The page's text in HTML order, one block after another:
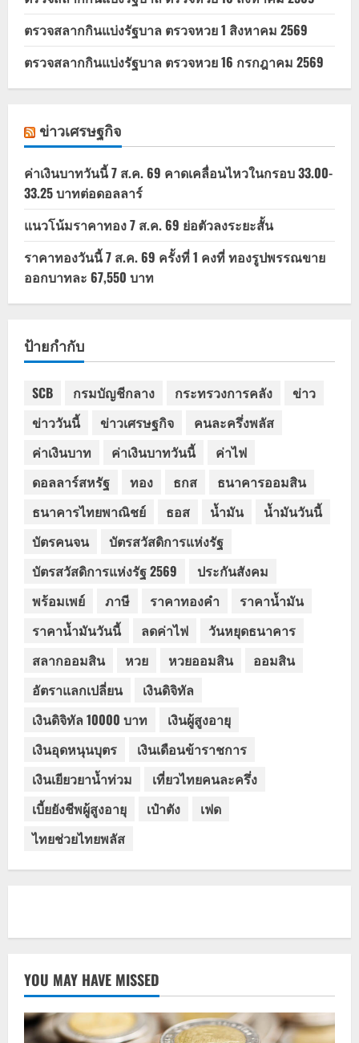
ตรวจสลากกินแบ่งรัฐบาล ตรวจหวย 1 สิงหาคม 2569
ตรวจสลากกินแบ่งรัฐบาล ตรวจหวย 16 กรกฎาคม 2569
ข่าวเศรษฐกิจ
ค่าเงินบาทวันนี้ 7 ส.ค. 69 คาดเคลื่อนไหวในกรอบ 33.00-
33.25 บาทต่อดอลลาร์
แนวโน้มราคาทอง 7 ส.ค. 69 ย่อตัวลงระยะสั้น
ราคาทองวันนี้ 7 ส.ค. 69 ครั้งที่ 1 คงที่ ทองรูปพรรณขาย
ออกบาทละ 67,550 บาท
ป้ายกำกับ
SCB กรมบัญชีกลาง กระทรวงการคลัง
ข่าว
ข่าววันนี้
ข่าวเศรษฐกิจ
คนละครึ่งพลัส
ค่าเงินบาท
ค่าเงินบาทวันนี้
ค่าไฟ
ดอลลาร์สหรัฐ
ทอง ธกส
ธนาคารออมสิน
ธนาคารไทยพาณิชย์
ธอส น้ำมัน
น้ำมันวันนี้
บัตรคนจน
บัตรสวัสดิการแห่งรัฐ
บัตรสวัสดิการแห่งรัฐ 2569
ประกันสังคม
พร้อมเพย์
ภาษี ราคาทองคำ
ราคาน้ำมัน
ราคาน้ำมันวันนี้
ลดค่าไฟ
วันหยุดธนาคาร
สลากออมสิน
หวย หวยออมสิน
ออมสิน
อัตราแลกเปลี่ยน
เงินดิจิทัล
เงินดิจิทัล 10000 บาท
เงินผู้สูงอายุ
เงินอุดหนุนบุตร
เงินเดือนข้าราชการ
เงินเยียวยาน้ำท่วม
เที่ยวไทยคนละครึ่ง
เบี้ยยังชีพผู้สูงอายุ
เป๋าตัง
เฟด
ไทยช่วยไทยพลัส
YOU MAY HAVE MISSED